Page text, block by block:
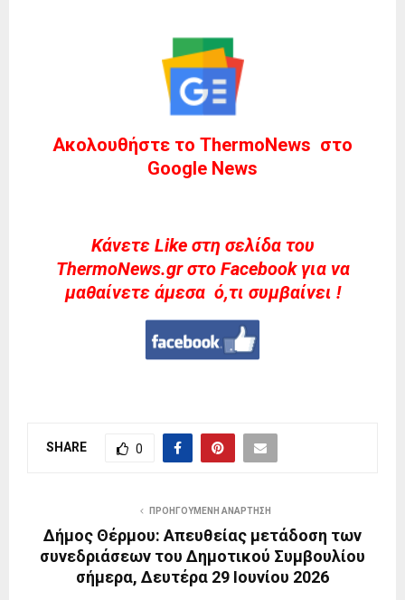
Ακολουθήστε το ThermoNews στο
Google News
Kάνετε Like στη σελίδα του
ThermoNews.gr στο Facebook για να
μαθαίνετε άμεσα ό,τι συμβαίνει !
SHARE 0
ΠΡΟΗΓΟΎΜΕΝΗ ΑΝΆΡΤΗΣΗ
Δήμος Θέρμου: Απευθείας μετάδοση των
συνεδριάσεων του Δημοτικού Συμβουλίου
σήμερα, Δευτέρα 29 Ιουνίου 2026